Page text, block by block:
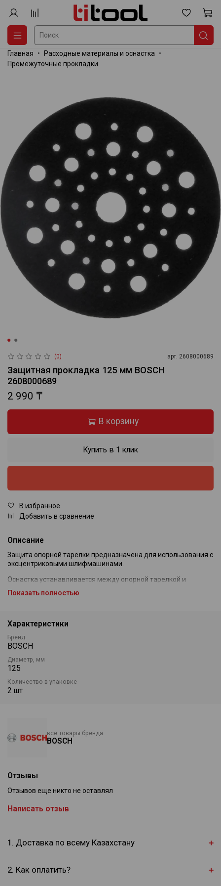
Главная
Расходные материалы и оснастка
Промежуточные прокладки
(0) арт. 2608000689
Защитная прокладка 125 мм BOSCH
2608000689
2 990 ₸
В корзину
Купить в 1 клик
В избранное
Добавить в сравнение
Описание
Защита опорной тарелки предназначена для использования с
эксцентриковыми шлифмашинами.
Оснастка устанавливается между опорной тарелкой и
шлифовальным листом.
Подходит для работы со шлифовальными материалами
диаметром 125 мм.
кругов или интенсивной нагрузкой на основание.
Показать полностью
Характеристики
Бренд
BOSCH
Диаметр, мм
125
Количество в упаковке
2 шт
все товары бренда
BOSCH
Отзывы
Отзывов еще никто не оставлял
Написать отзыв
1. Доставка по всему Казахстану
2. Как оплатить?